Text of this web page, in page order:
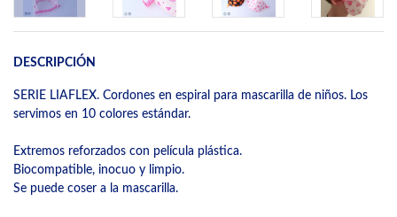
DESCRIPCIÓN
SERIE LIAFLEX. Cordones en espiral para mascarilla de niños. Los
servimos en 10 colores estándar.
Extremos reforzados con película plástica.
Biocompatible, inocuo y limpio.
Se puede coser a la mascarilla.